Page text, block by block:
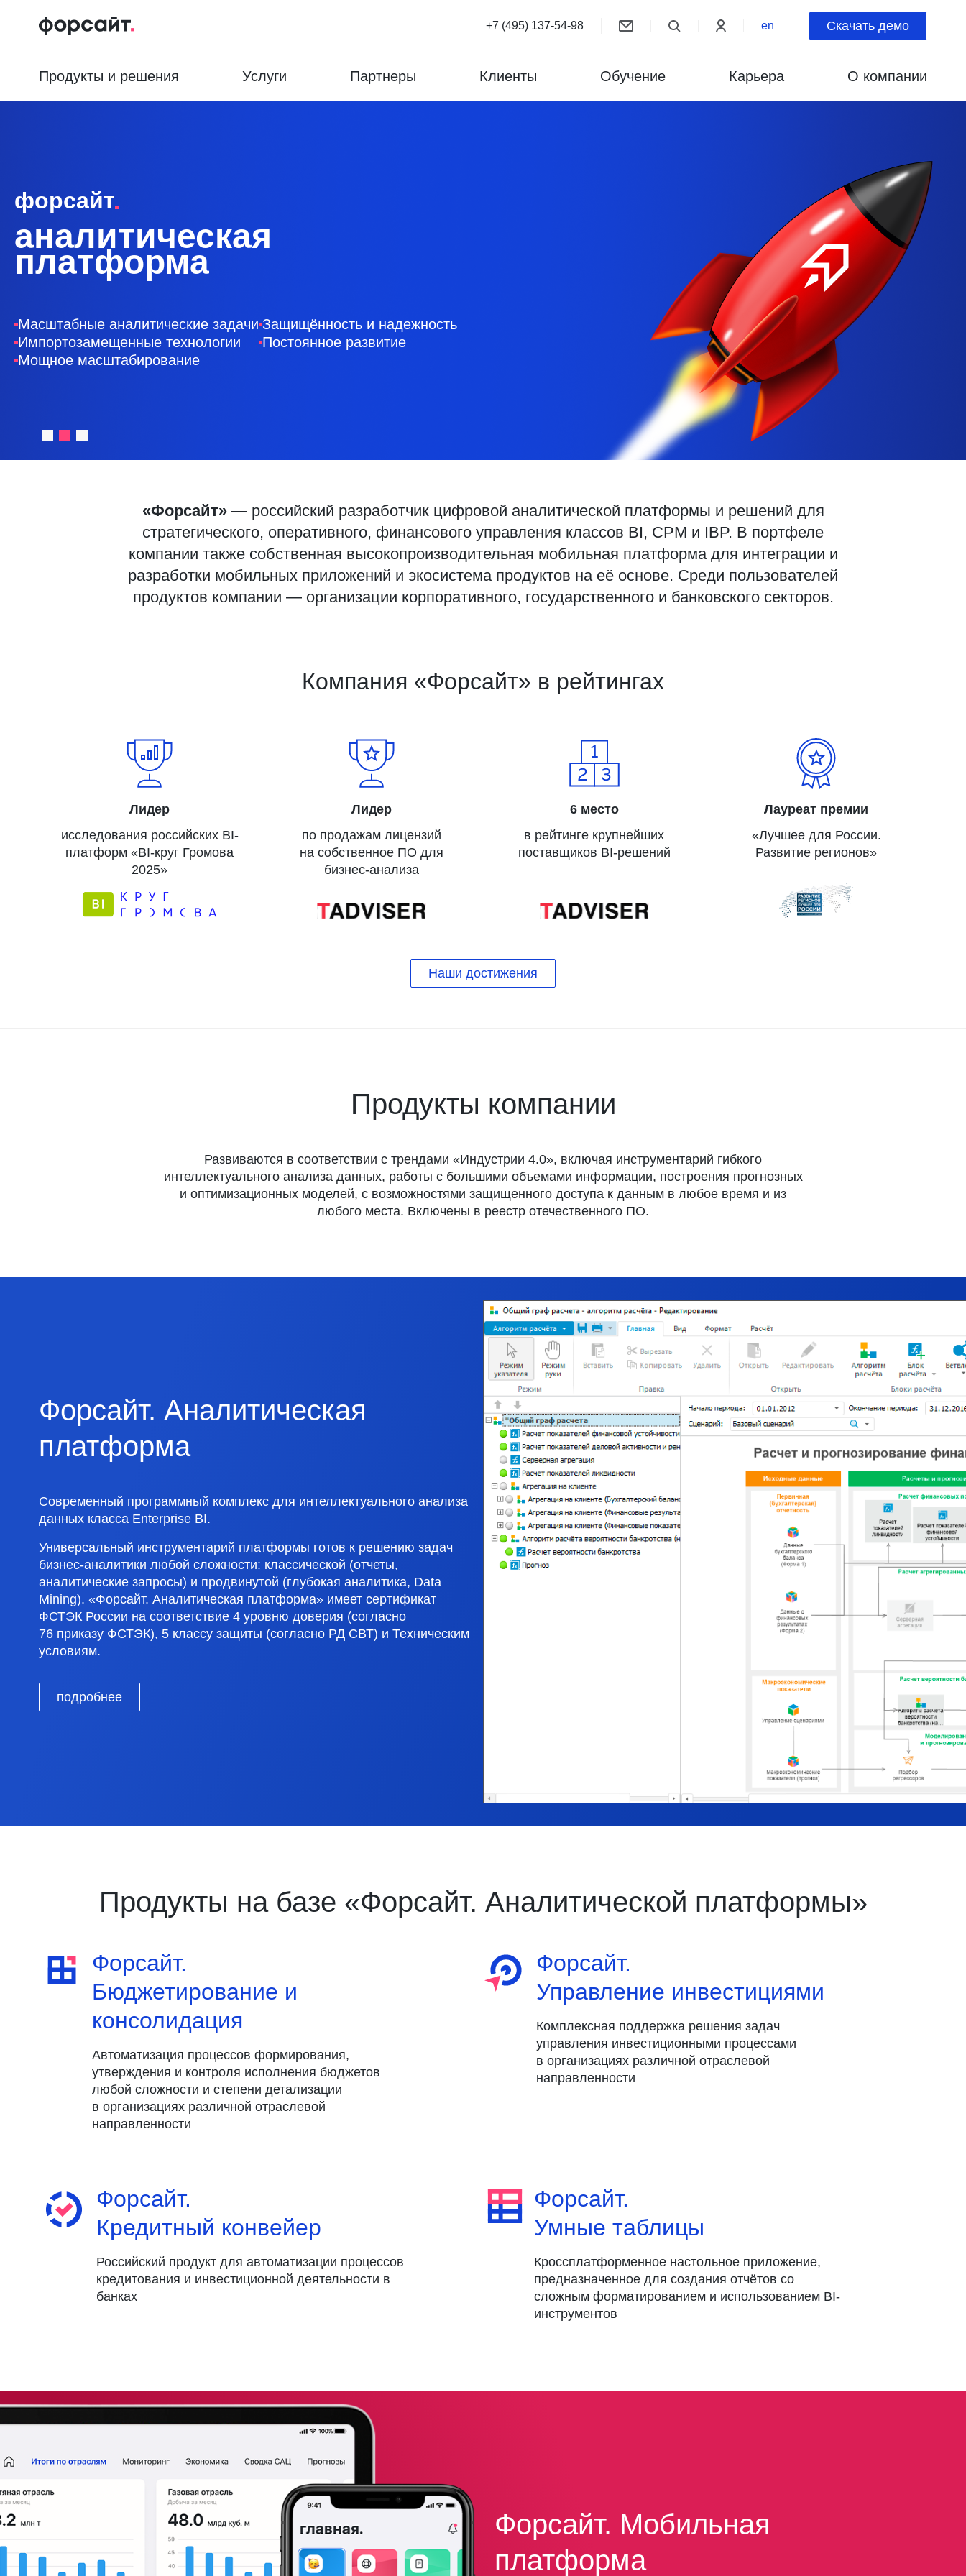
+7 (495) 137-54-98 en Скачать демо
Продукты и решения Услуги Партнеры Клиенты Обучение Карьера О компании
форсайт
аналитическая
платформа
Масштабные аналитические задачи
Импортозамещенные технологии
Мощное масштабирование
Защищённость и надежность
Постоянное развитие
«Форсайт»— российский разработчик цифровой аналитической платформы и решений для
стратегического, оперативного, финансового управления классов BI, CPM и IBP. В портфеле
компании также собственная высокопроизводительная мобильная платформа для интеграции и
разработки мобильных приложений и экосистема продуктов на её основе. Среди пользователей
продуктов компании — организации корпоративного, государственного и банковского секторов.
Компания «Форсайт» в рейтингах
Лидер
исследования российских BI-
платформ «BI-круг Громова
2025»
Лидер
по продажам лицензий
на собственное ПО для
бизнес-анализа
6 место
в рейтинге крупнейших
поставщиков BI-решений
Лауреат премии
«Лучшее для России.
Развитие регионов»
Наши достижения
Продукты компании
Развиваются в соответствии с трендами «Индустрии 4.0», включая инструментарий гибкого
интеллектуального анализа данных, работы с большими объемами информации, построения прогнозных
и оптимизационных моделей, с возможностями защищенного доступа к данным в любое время и из
любого места. Включены в реестр отечественного ПО.
Форсайт. Аналитическая
платформа
Современный программный комплекс для интеллектуального анализа
данных класса Enterprise BI.
Универсальный инструментарий платформы готов к решению задач
бизнес-аналитики любой сложности: классической (отчеты,
аналитические запросы) и продвинутой (глубокая аналитика, Data
Mining). «Форсайт. Аналитическая платформа» имеет сертификат
ФСТЭК России на соответствие 4 уровню доверия (согласно
76 приказу ФСТЭК), 5 классу защиты (согласно РД СВТ) и Техническим
условиям.
подробнее
Продукты на базе «Форсайт. Аналитической платформы»
Форсайт.
Бюджетирование и
консолидация
Автоматизация процессов формирования,
утверждения и контроля исполнения бюджетов
любой сложности и степени детализации
в организациях различной отраслевой
направленности
Форсайт.
Управление инвестициями
Комплексная поддержка решения задач
управления инвестиционными процессами
в организациях различной отраслевой
направленности
Форсайт.
Кредитный конвейер
Российский продукт для автоматизации процессов
кредитования и инвестиционной деятельности в
банках
Форсайт.
Умные таблицы
Кроссплатформенное настольное приложение,
предназначенное для создания отчётов со
сложным форматированием и использованием BI-
инструментов
Форсайт. Мобильная
платформа